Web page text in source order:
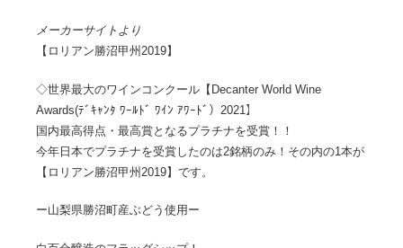
メーカーサイトより
【ロリアン勝沼甲州2019】
◇世界最大のワインコンクール【Decanter World Wine
Awards(ﾃﾞｷｬﾝﾀ ﾜｰﾙﾄﾞ ﾜｲﾝ ｱﾜｰﾄﾞ）2021】
国内最高得点・最高賞となるプラチナを受賞！！
今年日本でプラチナを受賞したのは2銘柄のみ！その内の1本が
【ロリアン勝沼甲州2019】です。
ー山梨県勝沼町産ぶどう使用ー